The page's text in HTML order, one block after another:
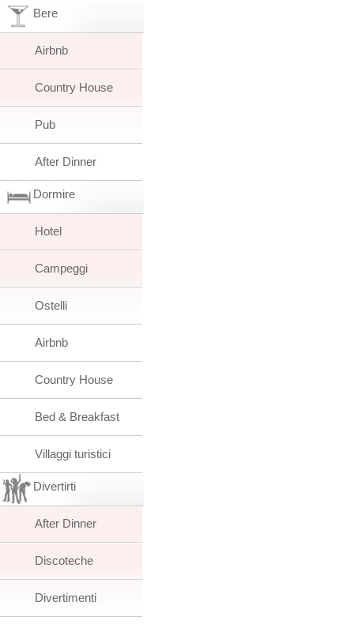
Bere
Airbnb
Country House
Pub
After Dinner
Dormire
Hotel
Campeggi
Ostelli
Airbnb
Country House
Bed & Breakfast
Villaggi turistici
Divertirti
After Dinner
Discoteche
Divertimenti